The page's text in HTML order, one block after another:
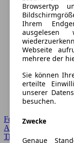
Forum Startseite
Alle Auto-Foren
Themen-Forum
Browsertyp
Ihrem
Webseite
mehrere der
Sie können
erteilte
unserer
besuchen.
Zwecke
Genaue